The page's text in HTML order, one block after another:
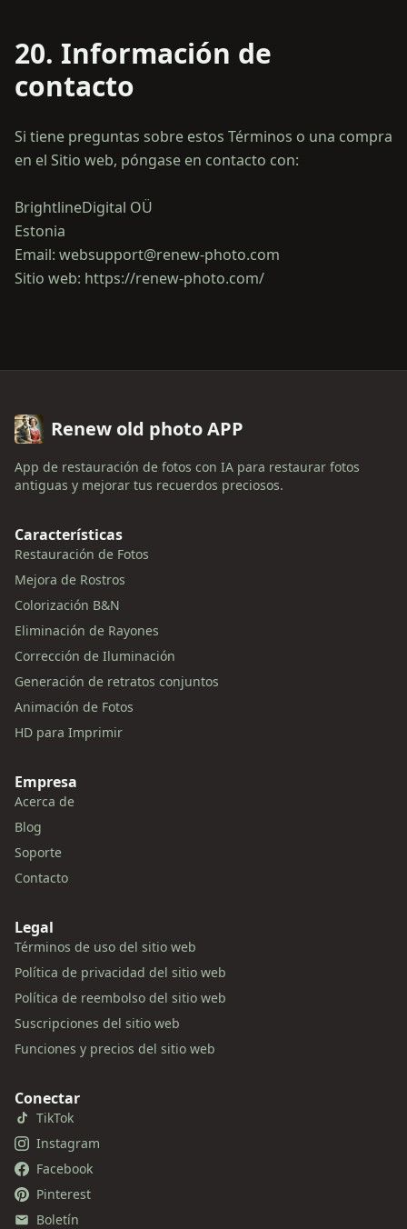
20. Información de
contacto
Si tiene preguntas sobre estos Términos o una compra
en el Sitio web, póngase en contacto con:
BrightlineDigital OÜ
Estonia
Email: websupport@renew-photo.com
Renew old photo APP
App de restauración de fotos con IA para restaurar fotos
antiguas y mejorar tus recuerdos preciosos.
Características
Restauración de Fotos
Mejora de Rostros
Colorización B&N
Eliminación de Rayones
Corrección de Iluminación
Generación de retratos conjuntos
Animación de Fotos
HD para Imprimir
Empresa
Acerca de
Blog
Soporte
Contacto
Legal
Términos de uso del sitio web
Política de privacidad del sitio web
Política de reembolso del sitio web
Suscripciones del sitio web
Funciones y precios del sitio web
Conectar
TikTok
Instagram
Facebook
Pinterest
Boletín